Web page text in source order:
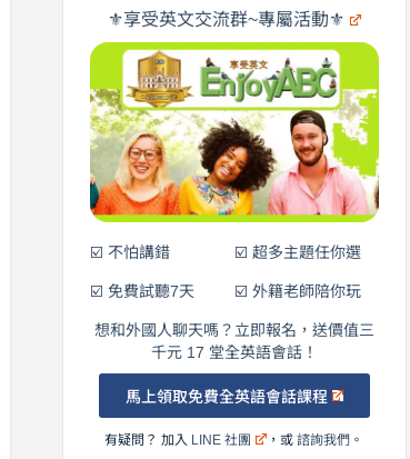
旅
遊
口
說
營
×
EnjoyABC
0
元
開
始
說
英
語！
⚜️享受英文交流群~專屬活動⚜️
☑️ 不怕講錯
☑️ 免費試聽7天
☑️ 超多主題任你選
☑️ 外籍老師陪你玩
想和外國人聊天嗎？立即報名，送價值三
千元 17 堂全英語會話！
馬上領取免費全英語會話課程
有疑問？ 加入 LINE 社團 ，或諮詢我們 。